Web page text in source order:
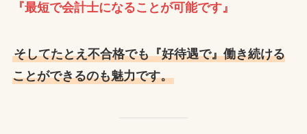
『最短で会計士になることが可能です』
そしてたとえ不合格でも『好待遇で』働き続ける
ことができるのも魅力です。